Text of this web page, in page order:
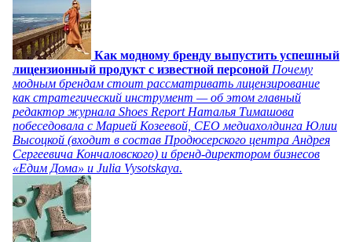
Как модному бренду выпустить успешный
лицензионный продукт с известной персоной Почему
модным брендам стоит рассматривать лицензирование
как стратегический инструмент — об этом главный
редактор журнала Shoes Report Наталья Тимашова
побеседовала с Марией Козеевой, СЕО медиахолдинга Юлии
Высоцкой (входит в состав Продюсерского центра Андрея
Сергеевича Кончаловского) и бренд-директором бизнесов
«Едим Дома» и Julia Vysotskaya.